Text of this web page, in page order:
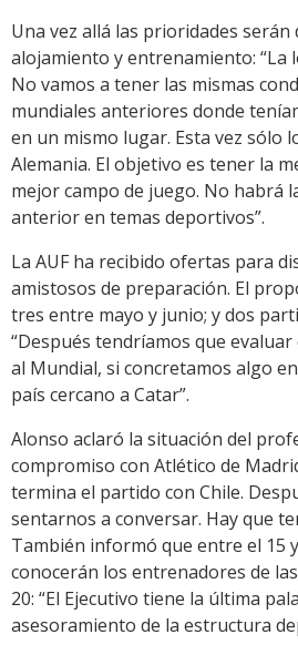
Una vez allá las prioridades
alojamiento y entrenamiento: “La
No vamos a tener las mismas
mundiales anteriores donde
en un mismo lugar. Esta vez sólo
Alemania. El objetivo es tener la
mejor campo de juego. No habrá
anterior en temas deportivos”.
La AUF ha recibido ofertas para
amistosos de preparación. El
tres entre mayo y junio; y dos
“Después tendríamos que
al Mundial, si concretamos algo
país cercano a Catar”.
Alonso aclaró la situación del
compromiso con Atlético de
termina el partido con Chile.
sentarnos a conversar. Hay que
También informó que entre el 15
conocerán los entrenadores de
20: “El Ejecutivo tiene la última
asesoramiento de la estructura